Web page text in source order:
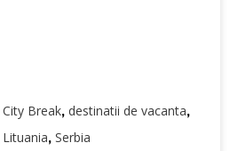
City Break, destinatii de vacanta,
Lituania, Serbia